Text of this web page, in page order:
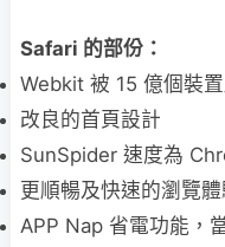
Safari 的部份：
Webkit 被 15 億個裝
改良的首頁設計
SunSpider 速度為
更順暢及快速的瀏覽體
APP Nap 省電功能，